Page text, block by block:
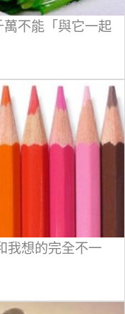
不能「與它一起
我想的完全不一